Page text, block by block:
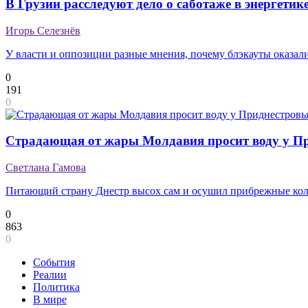
В Грузии расследуют дело о саботаже в
Игорь Селезнёв
У власти и оппозиции разные мнения, почему блэкауты
0
191
0
Страдающая от жары Молдавия просит воду у
Светлана Гамова
Питающий страну Днестр высох сам и осушил прибрежные
0
863
0
События
Реалии
Политика
В мире